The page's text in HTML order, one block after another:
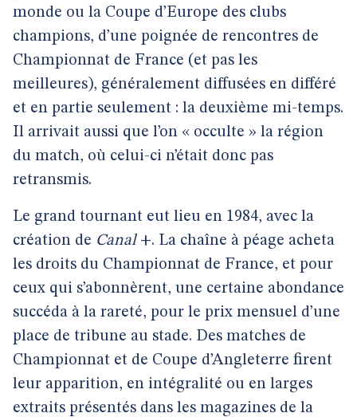
monde ou la Coupe d’Europe des clubs
champions, d’une poignée de rencontres de
Championnat de France (et pas les
meilleures), généralement diffusées en différé
et en partie seulement : la deuxième mi-temps.
Il arrivait aussi que l’on « occulte » la région
du match, où celui-ci n’était donc pas
retransmis.
Le grand tournant eut lieu en 1984, avec la
création de Canal +. La chaîne à péage acheta
les droits du Championnat de France, et pour
ceux qui s’abonnèrent, une certaine abondance
succéda à la rareté, pour le prix mensuel d’une
place de tribune au stade. Des matches de
Championnat et de Coupe d’Angleterre firent
leur apparition, en intégralité ou en larges
extraits présentés dans les magazines de la